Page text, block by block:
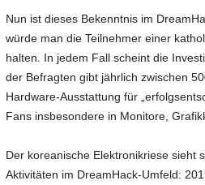
Nun ist dieses Bekenntnis im
würde man die Teilnehmer einer
halten. In jedem Fall scheint die
der Befragten gibt jährlich zwischen
Hardware-Ausstattung für
Fans insbesondere in Monitore,
Der koreanische Elektronikriese sieht
Aktivitäten im DreamHack-Umfeld: